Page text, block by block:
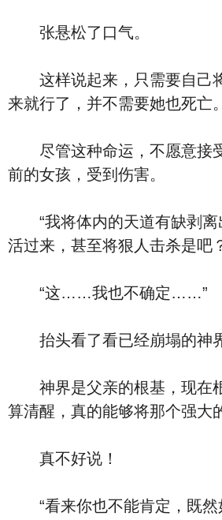
张悬松了口气。
这样说起来，只需要自己
来就行了，并不需要她也死亡。
尽管这种命运，不愿意接
前的女孩，受到伤害。
“我将体内的天道有缺剥离
活过来，甚至将狠人击杀是吧
“这……我也不确定……”
抬头看了看已经崩塌的神界
神界是父亲的根基，现在
算清醒，真的能够将那个强大
真不好说！
“看来你也不能肯定，既然